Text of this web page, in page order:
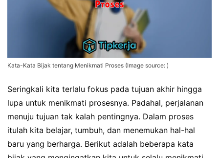
Kata-Kata Bijak tentang Menikmati Proses (Image source: )
Seringkali kita terlalu fokus pada tujuan akhir hingga
lupa untuk menikmati prosesnya. Padahal, perjalanan
menuju tujuan tak kalah pentingnya. Dalam proses
itulah kita belajar, tumbuh, dan menemukan hal-hal
baru yang berharga. Berikut adalah beberapa kata